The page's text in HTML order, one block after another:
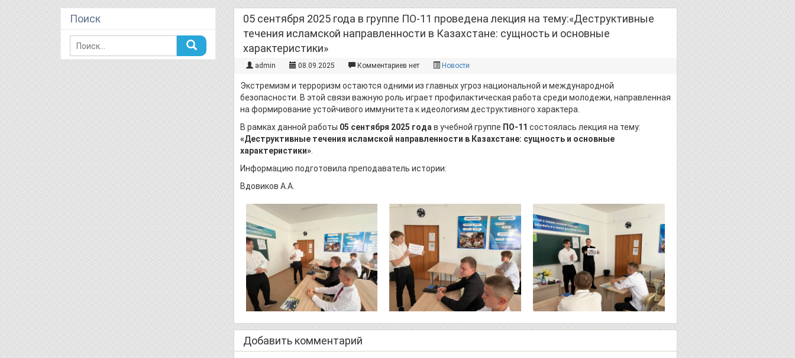
05 сентября 2025 года в группе ПО-11 проведена лекция на тему:«Деструктивные
течения исламской направленности в Казахстане: сущность и основные
характеристики»
admin 08.09.2025 Комментариев нет Новости
Экстремизм и терроризм остаются одними из главных угроз национальной и международной
безопасности. В этой связи важную роль играет профилактическая работа среди молодежи, направленная
на формирование устойчивого иммунитета к идеологиям деструктивного характера.
В рамках данной работы 05 сентября 2025 года в учебной группе ПО-11 состоялась лекция на тему:
«Деструктивные течения исламской направленности в Казахстане: сущность и основные
характеристики».
Информацию подготовила преподаватель истории:
Вдовиков А.А.
Добавить комментарий
Поиск